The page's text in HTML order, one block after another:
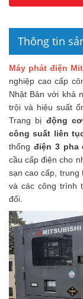
Thông tin
Máy phát điện
nghiệp cao cấp
Nhật Bản với khả
trội và hiệu suất
Trang bị động
công suất liên
thống điện 3 pha
cầu cấp điện cho
sạn cao cấp, trung
và các công trình
đối.